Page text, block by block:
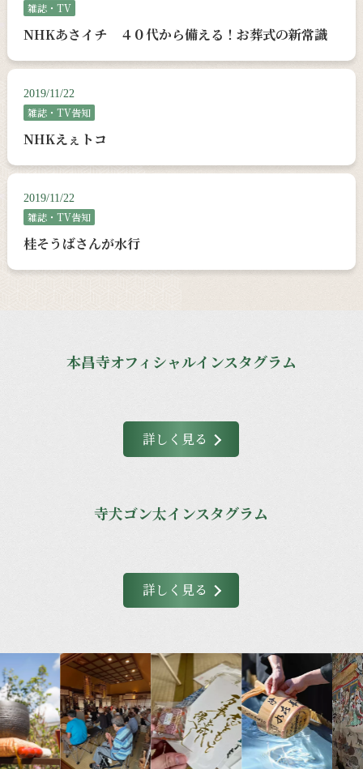
雑誌・TV
NHKあさイチ ４０代から備える！お葬式の新常識
2019/11/22
雑誌・TV告知
NHKえぇトコ
2019/11/22
雑誌・TV告知
桂そうばさんが水行
本昌寺オフィシャルインスタグラム
詳しく見る
寺犬ゴン太インスタグラム
詳しく見る